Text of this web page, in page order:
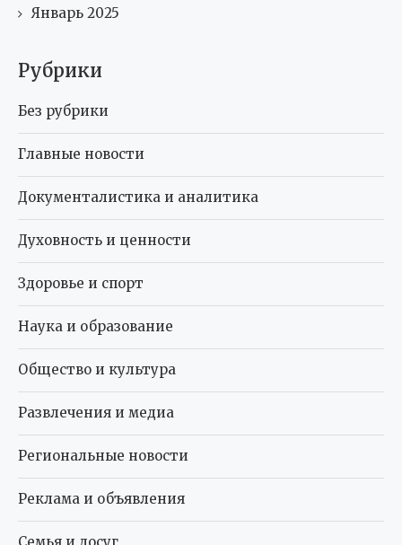
Январь 2025
Рубрики
Без рубрики
Главные новости
Документалистика и аналитика
Духовность и ценности
Здоровье и спорт
Наука и образование
Общество и культура
Развлечения и медиа
Региональные новости
Реклама и объявления